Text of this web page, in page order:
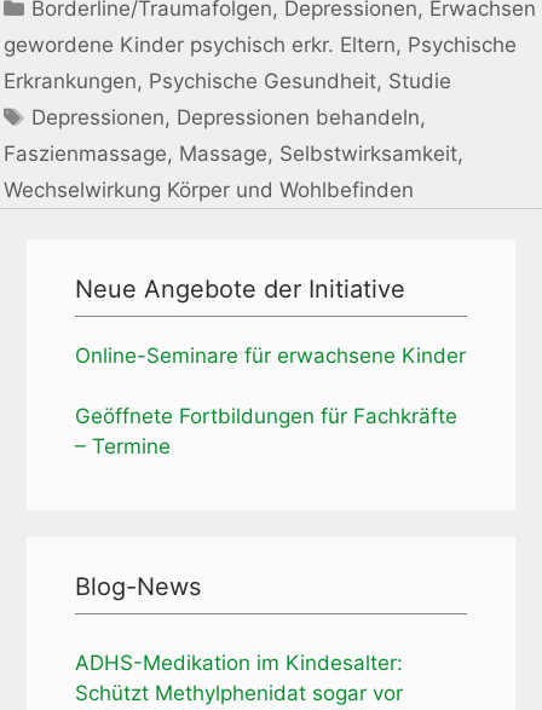
Borderline/Traumafolgen, Depressionen, Erwachsen
gewordene Kinder psychisch erkr. Eltern, Psychische
Erkrankungen, Psychische Gesundheit, Studie
Schlagwörter
Depressionen, Depressionen behandeln,
Faszienmassage, Massage, Selbstwirksamkeit,
Wechselwirkung Körper und Wohlbefinden
Neue Angebote der Initiative
Online-Seminare für erwachsene Kinder
Geöffnete Fortbildungen für Fachkräfte
– Termine
Blog-News
ADHS-Medikation im Kindesalter:
Schützt Methylphenidat sogar vor